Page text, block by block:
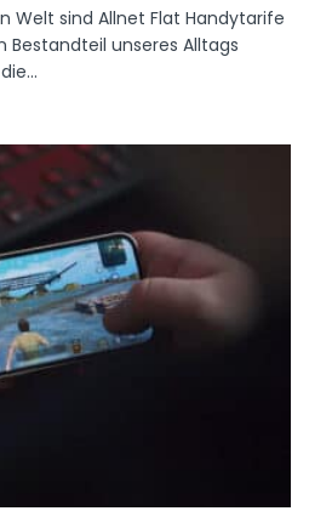
Welt sind Allnet Flat Handytarife
unseres Alltags